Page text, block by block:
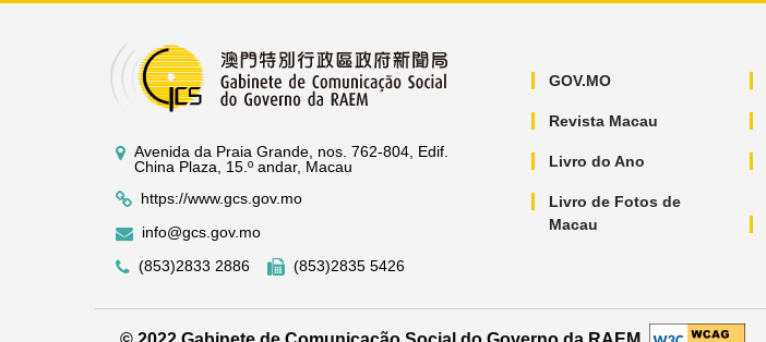
Avenida da Praia Grande, nos. 762-804, Edif.
China Plaza, 15.º andar, Macau
https://www.gcs.gov.mo
info@gcs.gov.mo
(853)2833 2886
(853)2835 5426
GOV.MO
Revista Macau
Livro do Ano
Livro de Fotos de
Macau